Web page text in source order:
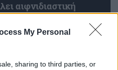
My Personal
sharing to third parties, or
αιφνιδιαστική
εφημεριών